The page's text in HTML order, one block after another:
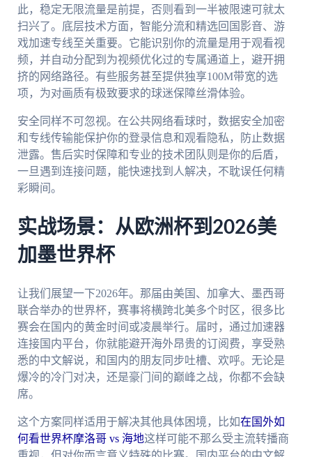
此，稳定无限流量是前提，否则看到一半被限速可就太
扫兴了。底层技术方面，智能分流和精选回国影音、游
戏加速专线至关重要。它能识别你的流量是用于观看视
频，并自动分配到为视频优化过的专属通道上，避开拥
挤的网络路径。有些服务甚至提供独享100M带宽的选
项，为对画质有极致要求的球迷保障丝滑体验。
安全同样不可忽视。在公共网络看球时，数据安全加密
和专线传输能保护你的登录信息和观看隐私，防止数据
泄露。售后实时保障和专业的技术团队则是你的后盾，
一旦遇到连接问题，能快速找到人解决，不耽误任何精
彩瞬间。
实战场景：从欧洲杯到2026美
加墨世界杯
让我们展望一下2026年。那届由美国、加拿大、墨西哥
联合举办的世界杯，赛事将横跨北美多个时区，很多比
赛会在国内的黄金时间或凌晨举行。届时，通过加速器
连接国内平台，你就能避开海外昂贵的订阅费，享受熟
悉的中文解说，和国内的朋友同步吐槽、欢呼。无论是
爆冷的冷门对决，还是豪门间的巅峰之战，你都不会缺
席。
这个方案同样适用于解决其他具体困境，比如在国外如
何看世界杯摩洛哥 vs 海地这样可能不那么受主流转播商